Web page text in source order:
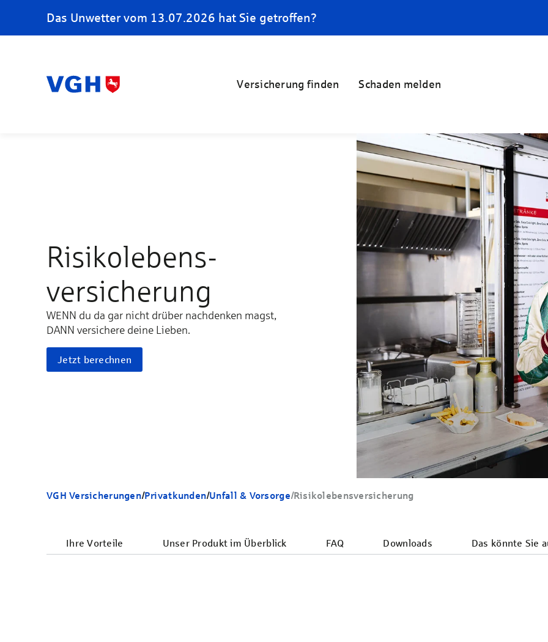
Das Unwetter vom 13.07.2026 hat Sie getroffen?
Versicherung finden Schaden melden
Ri­si­ko­le­bens­
versicherung
WENN du da gar nicht drüber nachdenken magst,
DANN versichere deine Lieben.
Jetzt berechnen
VGH Versicherungen/Privatkunden/Unfall & Vorsorge/Risiko­lebens­ver­sicherung
Ihre Vorteile Unser Produkt im Überblick FAQ Downloads Das könnte Sie